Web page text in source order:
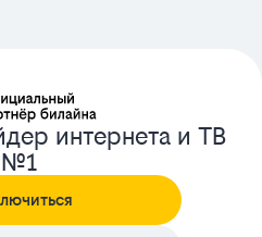
интернета и ТВ
№1